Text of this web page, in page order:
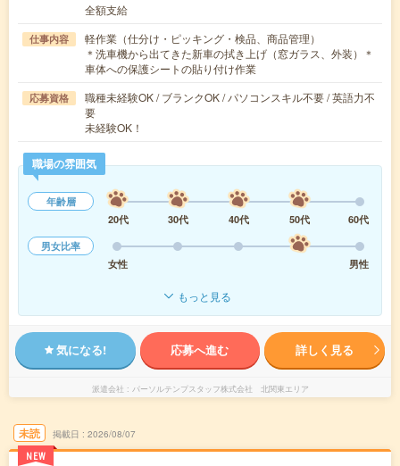
全額支給
仕事内容
軽作業（仕分け・ピッキング・検品、商品管理）
＊洗車機から出てきた新車の拭き上げ（窓ガラス、外装）＊
車体への保護シートの貼り付け作業
応募資格
職種未経験OK / ブランクOK / パソコンスキル不要 / 英語力不
要
未経験OK！
職場の雰囲気
年齢層
20代
30代 40代 50代
60代
男女比率
女性
男性
もっと見る
気になる! 応募へ進む 詳しく見る
派遣会社 パーソルテンプスタッフ株式会社 北関東エリア
未読
NEW
掲載日 2026/08/07